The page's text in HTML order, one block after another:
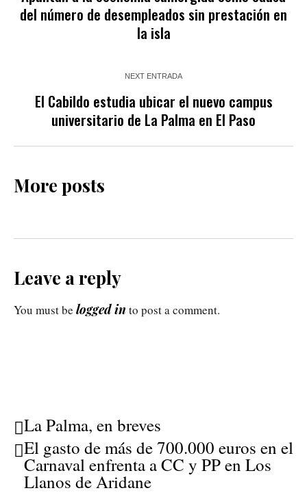
del número de desempleados sin prestación en
la isla
NEXT ENTRADA
El Cabildo estudia ubicar el nuevo campus
universitario de La Palma en El Paso
More posts
Leave a reply
You must be logged in to post a comment.
La Palma, en breves
El gasto de más de 700.000 euros en el
Carnaval enfrenta a CC y PP en Los
Llanos de Aridane